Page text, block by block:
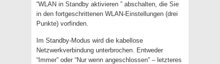
“WLAN in Standby aktivieren ” abschalten, die Sie
in den fortgeschrittenen WLAN-Einstellungen (drei
Punkte) vorfinden.
Im Standby-Modus wird die kabellose
Netzwerkverbindung unterbrochen. Entweder
“Immer” oder “Nur wenn angeschlossen” – letzteres